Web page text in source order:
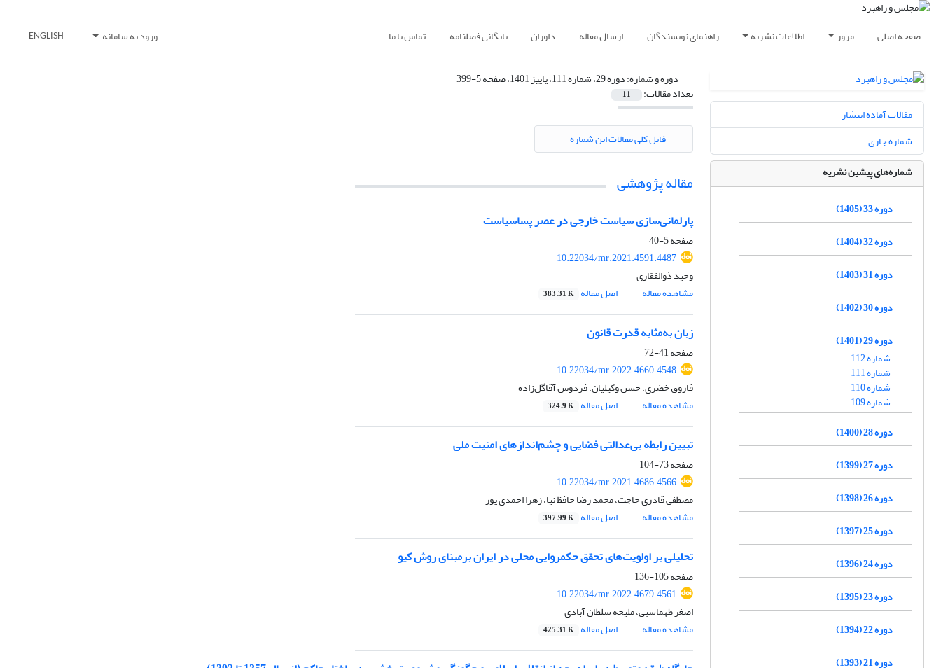
صفحه اصلی مرور اطلاعات نشریه راهنمای نویسندگان ارسال مقاله داوران بایگانی فصلنامه تماس با ما ورود به سامانه ENGLISH
دوره و شماره:دوره 29، شماره 111، پاییز 1401، صفحه 5-399
تعداد مقالات: 11
فایل کلی مقالات این شماره
مقاله پژوهشی
پارلمانی‌سازی سیاست خارجی در عصر پساسیاست
صفحه5-40
10.22034/mr.2021.4591.4487
وحید ذوالفقاری
مشاهده مقاله
اصل مقاله 383.31 K
زبان به‌مثابه قدرت قانون
صفحه41-72
10.22034/mr.2022.4660.4548
فاروق خضری، حسن وکیلیان، فردوس آقاگل‌زاده
مشاهده مقاله
اصل مقاله 324.9 K
تبیین رابطه بی‌عدالتی فضایی و چشم‌اندازهای امنیت ملی
صفحه73-104
10.22034/mr.2021.4686.4566
مصطفی قادری حاجت، محمد رضا حافظ نیا، زهرا احمدی پور
مشاهده مقاله
اصل مقاله 397.99 K
تحلیلی بر اولویت‌های تحقق حکمروایی محلی در ایران برمبنای روش کیو
صفحه105-136
10.22034/mr.2022.4679.4561
اصغر طهماسبی، ملیحه سلطان آبادی
مشاهده مقاله
اصل مقاله 425.31 K
مقالات آماده انتشار
شماره جاری
شماره‌های پیشین نشریه
دوره 33 (1405)
دوره 32 (1404)
دوره 31 (1403)
دوره 30 (1402)
دوره 29 (1401)
شماره 112
شماره 111
شماره 110
شماره 109
دوره 28 (1400)
دوره 27 (1399)
دوره 26 (1398)
دوره 25 (1397)
دوره 24 (1396)
دوره 23 (1395)
دوره 22 (1394)
دوره 21 (1393)